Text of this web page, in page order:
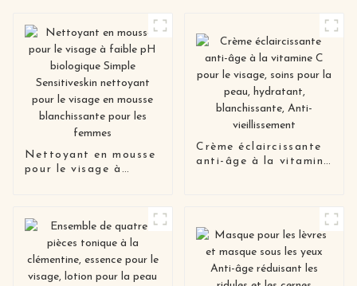
Nettoyant en mousse
pour le visage à
visage en mousse
blanchissante pour les
femmes
Crème éclaircissante
anti-âge à la vitamine
vieillissement